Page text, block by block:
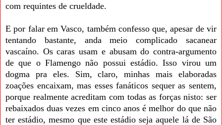
com requintes de crueldade.
E por falar em Vasco, também confesso que, apesar de vir
tentando bastante, anda meio complicado sacanear
vascaíno. Os caras usam e abusam do contra-argumento
de que o Flamengo não possui estádio. Isso virou um
dogma pra eles. Sim, claro, minhas mais elaboradas
zoações encaixam, mas esses fanáticos sequer as sentem,
porque realmente acreditam com todas as forças nisto: ser
rebaixados duas vezes em cinco anos é melhor do que não
ter estádio, mesmo que este estádio seja aquele lá de São